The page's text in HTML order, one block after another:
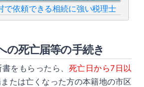
で依頼できる相続に強い税理士
の死亡届等の手続き
をもらったら、 死亡日から7日以
たは亡くなった方の本籍地の市区